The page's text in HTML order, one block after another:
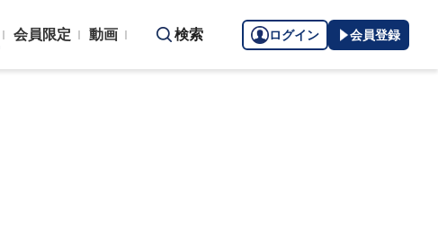
会員限定 動画 検索 ログイン 会員登録